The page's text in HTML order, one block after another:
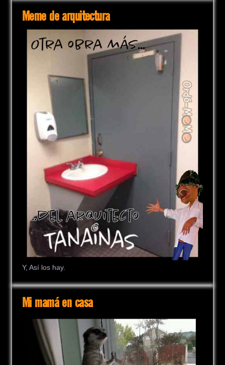
Meme de arquitectura
Y, Así los hay.
Mi mamá en casa